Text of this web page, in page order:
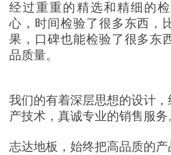
经过重重的精选和精细的
心，时间检验了很多东西，
果，口碑也能检验了很多东
品质量。
我们的有着深层思想的设计
产技术，真诚专业的销售服务
志达地板，始终把高品质的